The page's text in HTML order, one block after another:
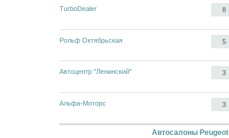
TurboDealer 8
Рольф Октябрьская 5
Автоцентр "Ленинский" 3
Альфа-Моторс 3
Автосалоны Peugeot